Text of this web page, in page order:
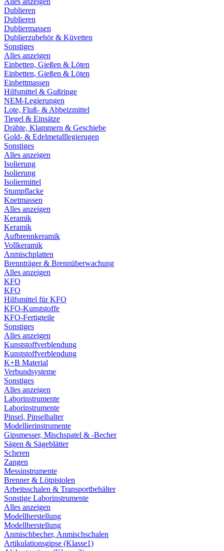
Dublieren
Dublieren
Dubliermassen
Dublierzubehör & Küvetten
Sonstiges
Alles anzeigen
Einbetten, Gießen & Löten
Einbetten, Gießen & Löten
Einbettmassen
Hilfsmittel & Gußringe
NEM-Legierungen
Lote, Fluß- & Abbeizmittel
Tiegel & Einsätze
Drähte, Klammern & Geschiebe
Gold- & Edelmetalllegierugen
Sonstiges
Alles anzeigen
Isolierung
Isolierung
Isoliermittel
Stumpflacke
Knetmassen
Alles anzeigen
Keramik
Keramik
Aufbrennkeramik
Vollkeramik
Anmischplatten
Brennträger & Brennüberwachung
Alles anzeigen
KFO
KFO
Hilfsmittel für KFO
KFO-Kunststoffe
KFO-Fertigteile
Sonstiges
Alles anzeigen
Kunststoffverblendung
Kunststoffverblendung
K+B Material
Verbundsysteme
Sonstiges
Alles anzeigen
Laborinstrumente
Laborinstrumente
Pinsel, Pinselhalter
Modellierinstrumente
Gipsmesser, Mischspatel & -Becher
Sägen & Sägeblätter
Scheren
Zangen
Messinstrumente
Brenner & Lötpistolen
Arbeitsschalen & Transportbehälter
Sonstige Laborinstrumente
Alles anzeigen
Modellherstellung
Modellherstellung
Anmischbecher, Anmischschalen
Artikulationsgipse (Klasse1)